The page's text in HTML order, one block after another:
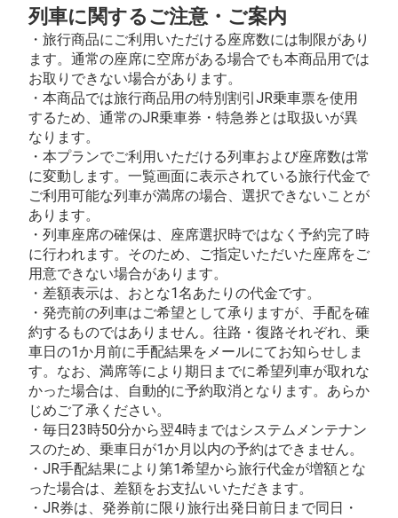
列車に関するご注意・ご案内
・旅行商品にご利用いただける座席数には制限があり
ます。通常の座席に空席がある場合でも本商品用では
お取りできない場合があります。
・本商品では旅行商品用の特別割引JR乗車票を使用
するため、通常のJR乗車券・特急券とは取扱いが異
なります。
・本プランでご利用いただける列車および座席数は常
に変動します。一覧画面に表示されている旅行代金で
ご利用可能な列車が満席の場合、選択できないことが
あります。
・列車座席の確保は、座席選択時ではなく予約完了時
に行われます。そのため、ご指定いただいた座席をご
用意できない場合があります。
・差額表示は、おとな1名あたりの代金です。
・発売前の列車はご希望として承りますが、手配を確
約するものではありません。往路・復路それぞれ、乗
車日の1か月前に手配結果をメールにてお知らせしま
す。なお、満席等により期日までに希望列車が取れな
かった場合は、自動的に予約取消となります。あらか
じめご了承ください。
・毎日23時50分から翌4時まではシステムメンテナン
スのため、乗車日が1か月以内の予約はできません。
・JR手配結果により第1希望から旅行代金が増額とな
った場合は、差額をお支払いいただきます。
・JR券は、発券前に限り旅行出発日前日まで同日・